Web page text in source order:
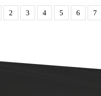
2 3 4 5 6 7